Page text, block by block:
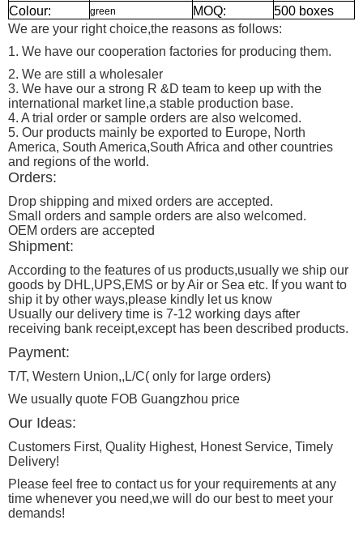
Colour: green MOQ:
500 boxes
We are your right choice,the reasons as follows:
1. We have our cooperation factories for producing them.
2. We are still a wholesaler
3. We have our a strong R &D team to keep up with the
international market line,a stable production base.
4. A trial order or sample orders are also welcomed.
5. Our products mainly be exported to Europe, North
America, South America,South Africa and other countries
and regions of the world.
Orders:
Drop shipping and mixed orders are accepted.
Small orders and sample orders are also welcomed.
OEM orders are accepted
Shipment:
According to the features of us products,usually we ship our
goods by DHL,UPS,EMS or by Air or Sea etc. If you want to
ship it by other ways,please kindly let us know
Usually our delivery time is 7-12 working days after
receiving bank receipt,except has been described products.
Payment:
T/T, Western Union,,L/C( only for large orders)
We usually quote FOB Guangzhou price
Our Ideas:
Customers First, Quality Highest, Honest Service, Timely
Delivery!
Please feel free to contact us for your requirements at any
time whenever you need,we will do our best to meet your
demands!